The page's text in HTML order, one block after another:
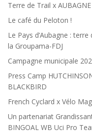
Terre de Trail x AUBAGNE
Le café du Peloton !
Le Pays d’Aubagne : terre
la Groupama-FDJ
Campagne municipale
Press Camp
BLACKBIRD
French Cyclard x Vélo
Un partenariat
BINGOAL WB Uci Pro